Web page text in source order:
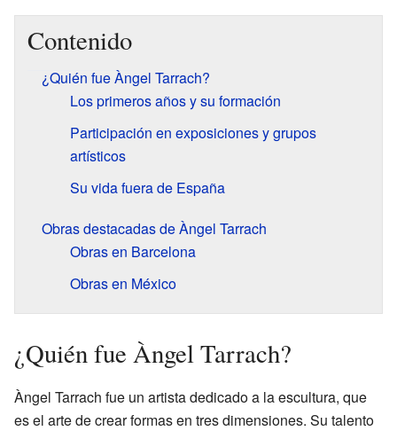
Contenido
¿Quién fue Àngel Tarrach?
Los primeros años y su formación
Participación en exposiciones y grupos
artísticos
Su vida fuera de España
Obras destacadas de Àngel Tarrach
Obras en Barcelona
Obras en México
¿Quién fue Àngel Tarrach?
Àngel Tarrach fue un artista dedicado a la escultura, que
es el arte de crear formas en tres dimensiones. Su talento